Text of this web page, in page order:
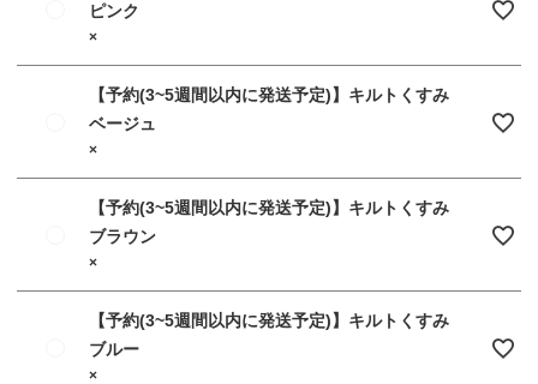
ピンク
×
【予約(3~5週間以内に発送予定)】キルトくすみ
ベージュ
×
【予約(3~5週間以内に発送予定)】キルトくすみ
ブラウン
×
【予約(3~5週間以内に発送予定)】キルトくすみ
ブルー
×